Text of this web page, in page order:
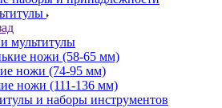
мультитулы
ножи (58-65 мм)
ножи (74-95 мм)
ножи (111-136 мм)
и наборы инструментов